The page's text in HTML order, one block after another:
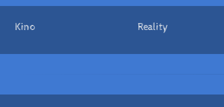
Kino Reality